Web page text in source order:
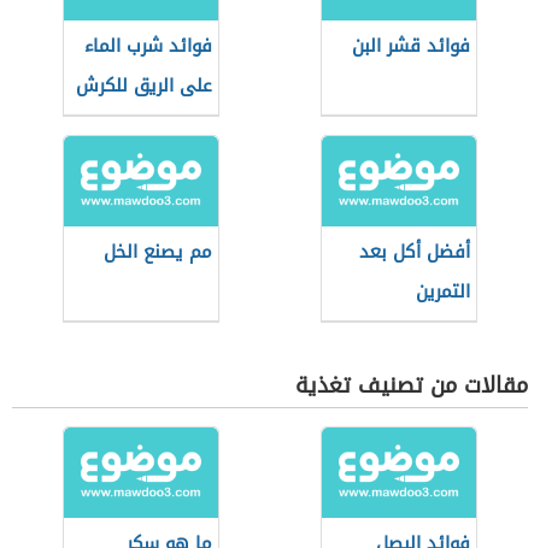
فوائد قشر البن
فوائد شرب الماء
على الريق للكرش
أفضل أكل بعد
التمرين
مم يصنع الخل
مقالات من تصنيف تغذية